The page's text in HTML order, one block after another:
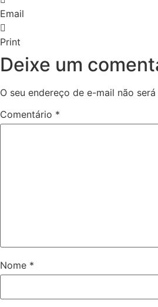
Email
Print
Deixe um
O seu endereço de e-mail não
Comentário *
Nome *